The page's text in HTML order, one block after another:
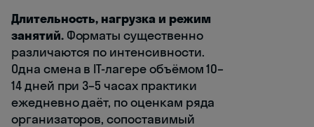
Длительность, нагрузка и режим
занятий.Форматы существенно
различаются по интенсивности.
Одна смена в IT-лагере объёмом 10–
14 дней при 3–5 часах практики
ежедневно даёт, по оценкам ряда
организаторов, сопоставимый